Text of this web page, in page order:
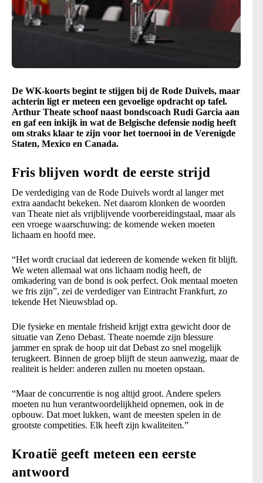
De WK-koorts begint te stijgen bij de Rode Duivels, maar
achterin ligt er meteen een gevoelige opdracht op tafel.
Arthur Theate schoof naast bondscoach Rudi Garcia aan
en gaf een inkijk in wat de Belgische defensie nodig heeft
om straks klaar te zijn voor het toernooi in de Verenigde
Staten, Mexico en Canada.
Fris blijven wordt de eerste strijd
De verdediging van de Rode Duivels wordt al langer met
extra aandacht bekeken. Net daarom klonken de woorden
van Theate niet als vrijblijvende voorbereidingstaal, maar als
een vroege waarschuwing: de komende weken moeten
lichaam en hoofd mee.
“Het wordt cruciaal dat iedereen de komende weken fit blijft.
We weten allemaal wat ons lichaam nodig heeft, de
omkadering van de bond is ook perfect. Ook mentaal moeten
we fris zijn”, zei de verdediger van Eintracht Frankfurt, zo
tekende Het Nieuwsblad op.
Die fysieke en mentale frisheid krijgt extra gewicht door de
situatie van Zeno Debast. Theate noemde zijn blessure
jammer en sprak de hoop uit dat Debast zo snel mogelijk
terugkeert. Binnen de groep blijft de steun aanwezig, maar de
realiteit is helder: anderen zullen nu moeten opstaan.
“Maar de concurrentie is nog altijd groot. Andere spelers
moeten nu hun verantwoordelijkheid opnemen, ook in de
opbouw. Dat moet lukken, want de meesten spelen in de
grootste competities. Elk heeft zijn kwaliteiten.”
Kroatië geeft meteen een eerste
antwoord